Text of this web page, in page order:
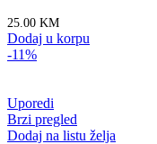
25.00 KM
Dodaj u korpu
-11%
Uporedi
Brzi pregled
Dodaj na listu želja